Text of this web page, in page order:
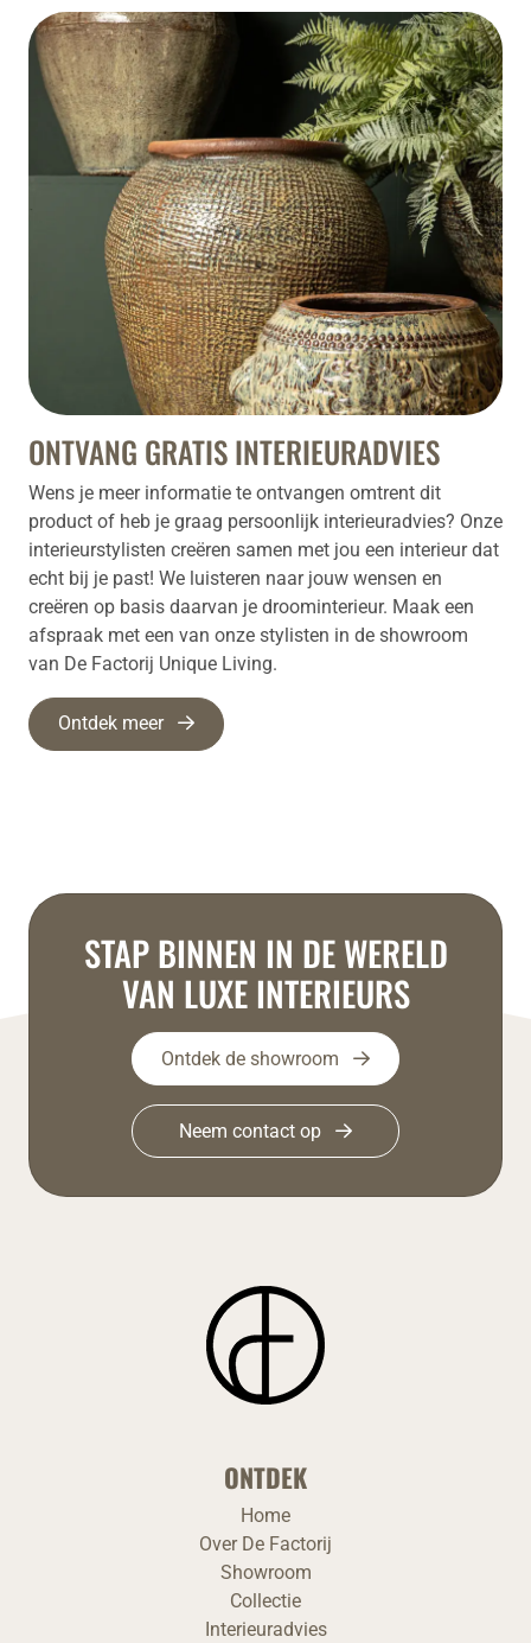
ONTVANG GRATIS INTERIEURADVIES
Wens je meer informatie te ontvangen omtrent dit
product of heb je graag persoonlijk interieuradvies? Onze
interieurstylisten creëren samen met jou een interieur dat
echt bij je past! We luisteren naar jouw wensen en
creëren op basis daarvan je droominterieur. Maak een
afspraak met een van onze stylisten in de showroom
van De Factorij Unique Living.
Ontdek meer
STAP BINNEN IN DE WERELD
VAN LUXE INTERIEURS
Ontdek de showroom
Neem contact op
ONTDEK
Home
Over De Factorij
Showroom
Collectie
Interieuradvies